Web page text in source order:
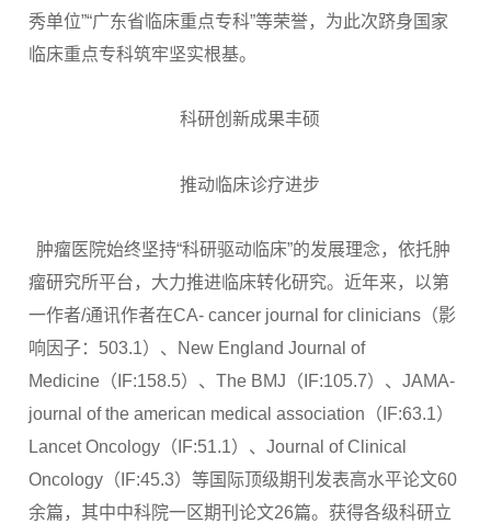
秀单位”“广东省临床重点专科”等荣誉，为此次跻身国家
临床重点专科筑牢坚实根基。
科研创新成果丰硕
推动临床诊疗进步
肿瘤医院始终坚持“科研驱动临床”的发展理念，依托肿
瘤研究所平台，大力推进临床转化研究。近年来，以第
一作者/通讯作者在CA- cancer journal for clinicians（影
响因子：503.1）、New England Journal of
Medicine（IF:158.5）、The BMJ（IF:105.7）、JAMA-
journal of the american medical association（IF:63.1）
Lancet Oncology（IF:51.1）、Journal of Clinical
Oncology（IF:45.3）等国际顶级期刊发表高水平论文60
余篇，其中中科院一区期刊论文26篇。获得各级科研立